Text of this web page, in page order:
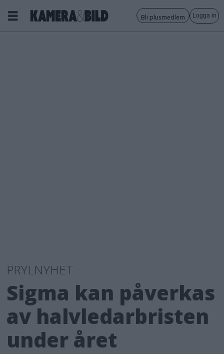
Bli plusmedlem Logga in
PRYLNYHET
Sigma kan påverkas
av halvledarbristen
under året